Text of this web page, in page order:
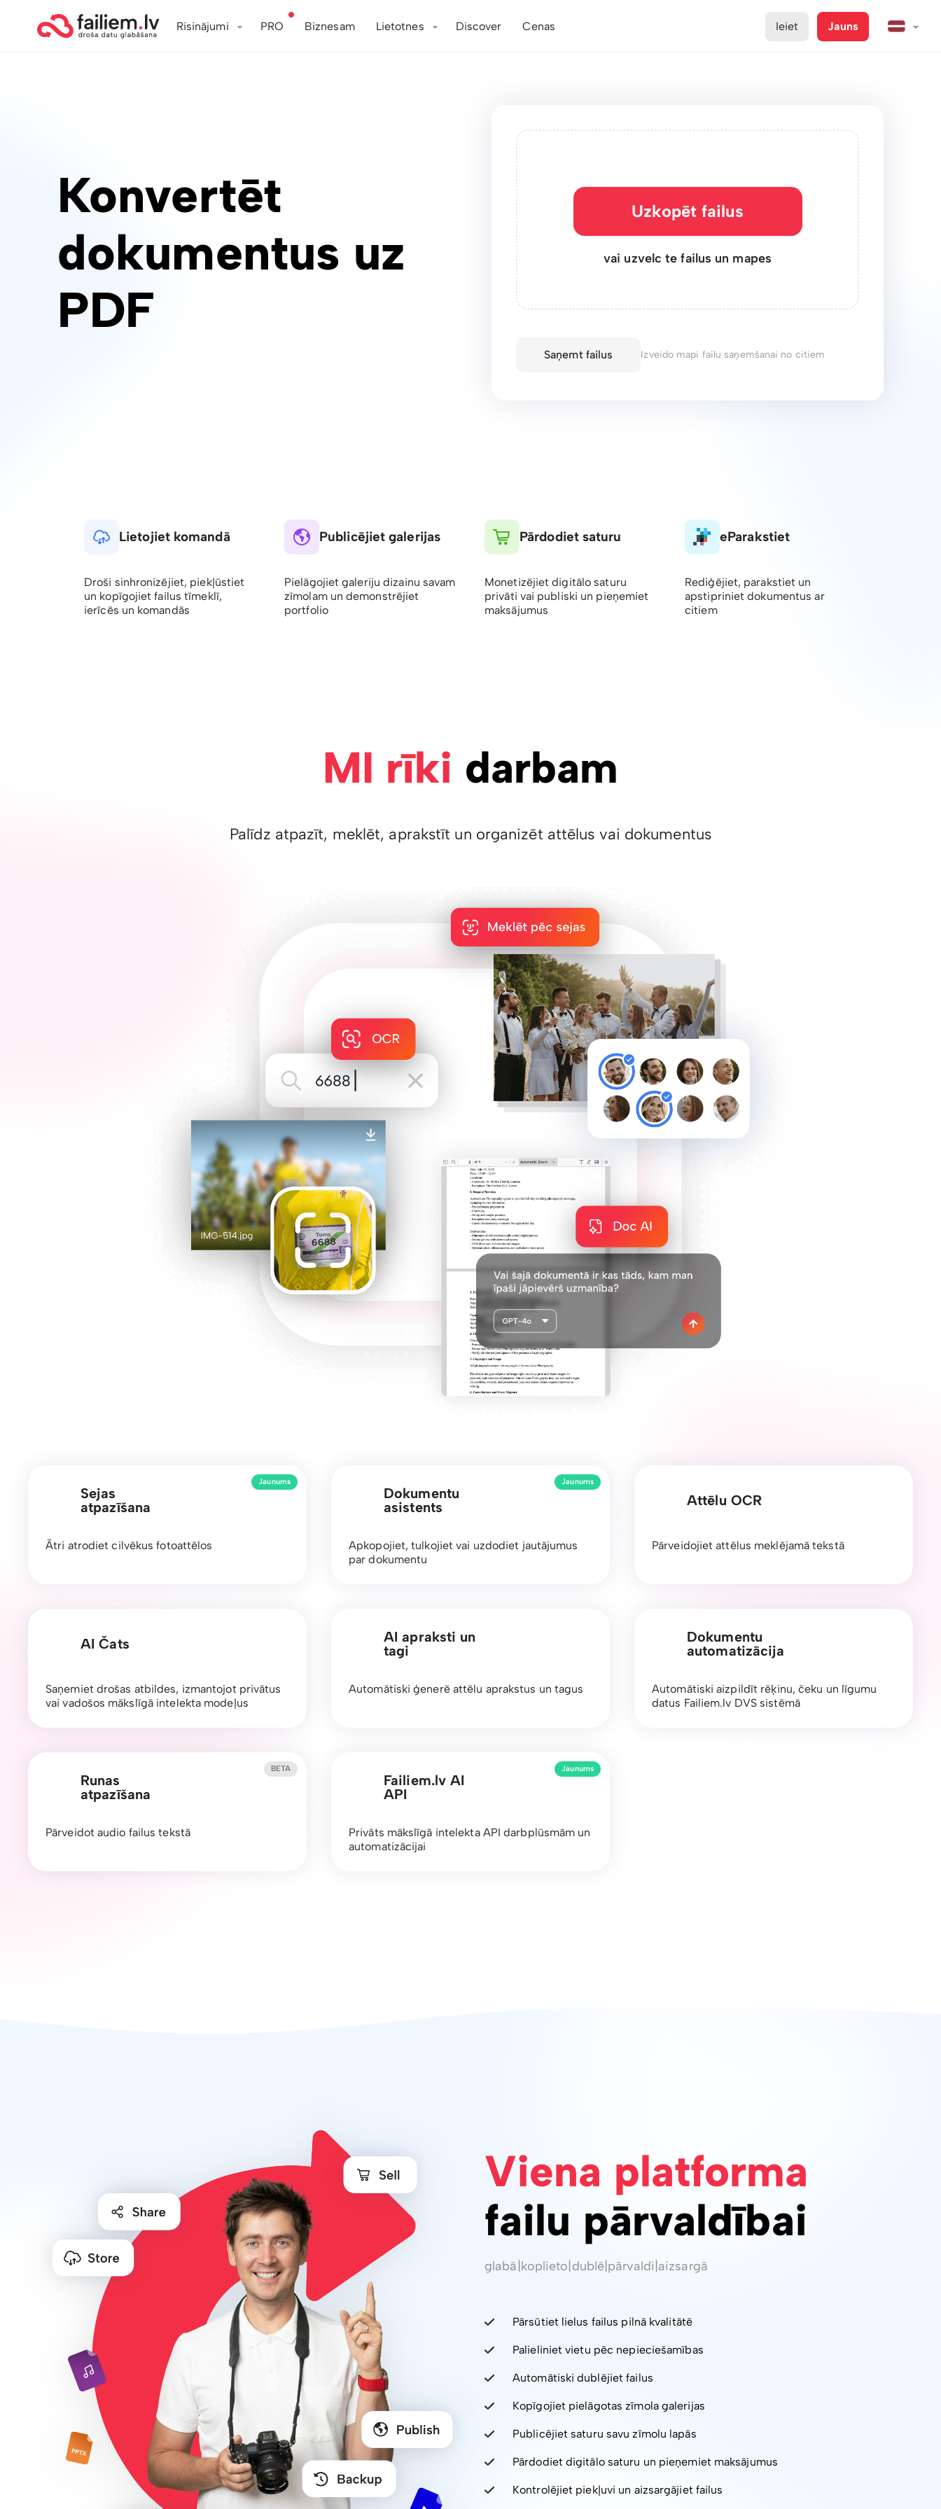
Risinājumi PRO Biznesam Lietotnes Discover Cenas Ieiet Jauns
Konvertēt
dokumentus uz
PDF
Uzkopēt failus
vai uzvelc te failus un mapes
Saņemt failus Izveido mapi failu saņemšanai no citiem
Lietojiet komandā
Droši sinhronizējiet, piekļūstiet
un kopīgojiet failus tīmeklī,
ierīcēs un komandās
Publicējiet galerijas
Pielāgojiet galeriju dizainu savam
zīmolam un demonstrējiet
portfolio
Pārdodiet saturu
Monetizējiet digitālo saturu
privāti vai publiski un pieņemiet
maksājumus
eParakstiet
Rediģējiet, parakstiet un
apstipriniet dokumentus ar
citiem
MI rīki darbam
Palīdz atpazīt, meklēt, aprakstīt un organizēt attēlus vai dokumentus
Dokumentu
asistents
Apkopojiet, tulkojiet vai uzdodiet jautājumus
par dokumentu
Jaunums
Attēlu OCR
Pārveidojiet attēlus meklējamā tekstā
AI Čats
Saņemiet drošas atbildes, izmantojot privātus
vai vadošos mākslīgā intelekta modeļus
AI apraksti un
tagi
Automātiski ģenerē attēlu aprakstus un tagus
Dokumentu
automatizācija
Automātiski aizpildīt rēķinu, čeku un līgumu
datus Failiem.lv DVS sistēmā
Runas
atpazīšana
Pārveidot audio failus tekstā
BETA
Sejas
atpazīšana
Ātri atrodiet cilvēkus fotoattēlos
Jaunums
Failiem.lv AI
API
Privāts mākslīgā intelekta API darbplūsmām un
automatizācijai
Jaunums
Viena platforma
failu pārvaldībai
glabā koplieto dublē pārvaldi aizsargā
Pārsūtiet lielus failus pilnā kvalitātē
Palieliniet vietu pēc nepieciešamības
Automātiski dublējiet failus
Kopīgojiet pielāgotas zīmola galerijas
Publicējiet saturu savu zīmolu lapās
Pārdodiet digitālo saturu un pieņemiet maksājumus
Kontrolējiet piekļuvi un aizsargājiet failus